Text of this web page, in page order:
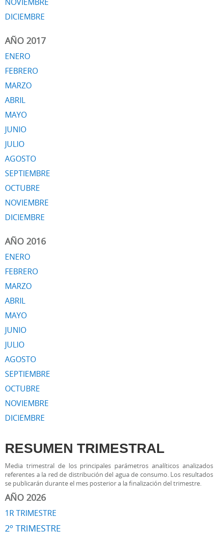
DICIEMBRE
AÑO 2017
ENERO
FEBRERO
MARZO
ABRIL
MAYO
JUNIO
JULIO
AGOSTO
SEPTIEMBRE
OCTUBRE
NOVIEMBRE
DICIEMBRE
AÑO 2016
ENERO
FEBRERO
MARZO
ABRIL
MAYO
JUNIO
JULIO
AGOSTO
SEPTIEMBRE
OCTUBRE
NOVIEMBRE
DICIEMBRE
RESUMEN TRIMESTRAL
Media trimestral de los principales parámetros analíticos analizados
referentes a la red de distribución del agua de consumo. Los resultados
se publicarán durante el mes posterior a la finalización del trimestre.
AÑO 2026
1R TRIMESTRE
2º TRIMESTRE